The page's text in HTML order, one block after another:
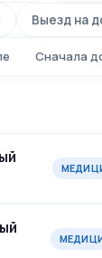
Выезд на
Сначала